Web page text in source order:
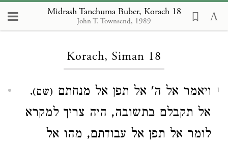
Midrash Tanchuma Buber, Korach 18
John T. Townsend, 1989
Loading...
Korach, Siman 18
1 ויאמר אל ה' אל תפן אל מנחתם (שם).
אל תקבלם בתשובה, היה צריך למקרא
לומר אל תפן אל עבודתם, מהו אל